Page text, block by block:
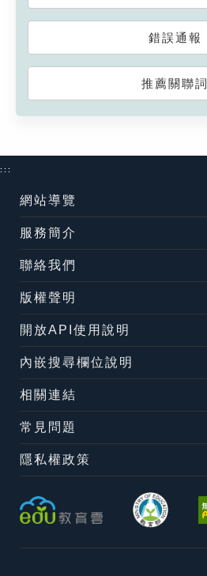
錯誤通報
推薦關聯詞
:::
網站導覽
服務簡介
聯絡我們
版權聲明
開放API使用說明
內嵌搜尋欄位說明
相關連結
常見問題
隱私權政策